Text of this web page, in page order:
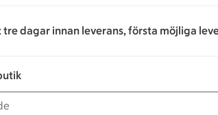
tre dagar innan leverans, första möjliga